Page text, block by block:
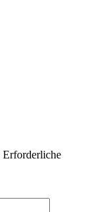
Erforderliche